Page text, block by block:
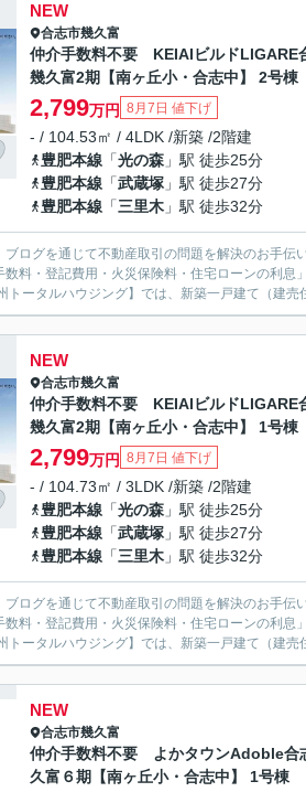
NEW
合志市幾久富
仲介手数料不要 KEIAIビルドLIGARE
幾久富2期【南ヶ丘小・合志中】 2号棟
2,799万円 8月7日 値下げ
- / 104.53㎡ / 4LDK /新築 /2階建
豊肥本線 「光の森 」駅 徒歩25分
豊肥本線 「武蔵塚 」駅 徒歩27分
豊肥本線 「三里木 」駅 徒歩32分
を通じて不動産取引の問題を解決のお手伝いをする、合志
料・登記費用・火災保険料・住宅ローンの利
う費用があります。 【九州トータルハウジング】では、新築一
NEW
合志市幾久富
仲介手数料不要 KEIAIビルドLIGARE
幾久富2期【南ヶ丘小・合志中】 1号棟
2,799万円 8月7日 値下げ
- / 104.73㎡ / 3LDK /新築 /2階建
豊肥本線 「光の森 」駅 徒歩25分
豊肥本線 「武蔵塚 」駅 徒歩27分
豊肥本線 「三里木 」駅 徒歩32分
を通じて不動産取引の問題を解決のお手伝いをする、合志
料・登記費用・火災保険料・住宅ローンの利
う費用があります。 【九州トータルハウジング】では、新築一
NEW
合志市幾久富
仲介手数料不要 よかタウンAdoble合
久富６期【南ヶ丘小・合志中】 1号棟